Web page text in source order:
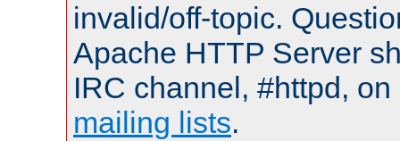
invalid/off-topic.
Apache HTTP Server
IRC channel, #httpd,
mailing lists.